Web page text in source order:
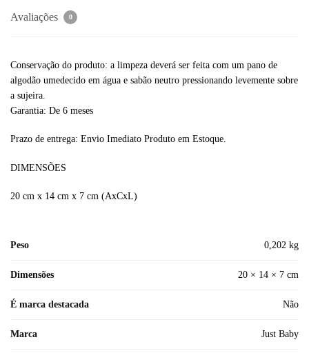
Avaliações 0
Conservação do produto: a limpeza deverá ser feita com um pano de
algodão umedecido em água e sabão neutro pressionando levemente sobre
a sujeira.
Garantia: De 6 meses
Prazo de entrega: Envio Imediato Produto em Estoque.
DIMENSÕES
20 cm x 14 cm x 7 cm (AxCxL)
Peso 0,202 kg
Dimensões 20 × 14 × 7 cm
É marca destacada Não
Marca Just Baby